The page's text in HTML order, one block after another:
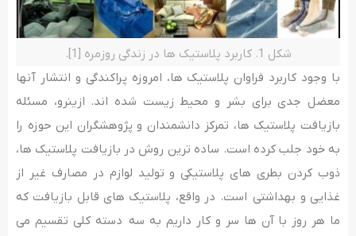
شکل 1. کاربرد پلاستیک ها در زندگی روزمره [1].
با وجود کاربرد فراوان پلاستیک ها، امروزه پراکندگی و انتشار آنها
معضل جدی برای بشر و محیط زیست شده اند. ازینرو، مسئله
بازیافت پلاستیک ها، تمرکز دانشمندان و پژوهشگران این حوزه را
به خود جلب کرده است. ساده ترین روش در بازیافت پلاستیک ها،
ذوب کردن بطری های پلاستیکی و تولید لوازم در مصارف غیر از
غذایی و بهداشتی است. در واقع، پلاستیک های قابل بازیافت که
ما هر روز با آن ها سر و کار داریم به سه دسته کلی تقسیم می